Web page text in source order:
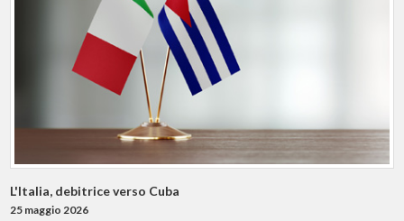
L'Italia, debitrice verso Cuba
25 maggio 2026